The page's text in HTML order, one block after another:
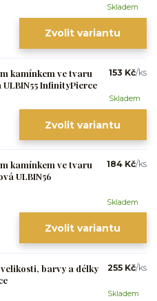
Skladem
Zvolit variantu
kamínkem ve tvaru
InfinityPierce
153 Kč/ks
Skladem
Zvolit variantu
kamínkem ve tvaru
ULBIN56
184 Kč/ks
Skladem
Zvolit variantu
barvy a délky
255 Kč/ks
Skladem